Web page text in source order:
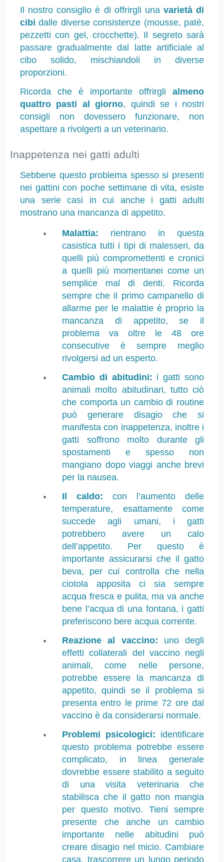
Il nostro consiglio è di offrirgli una varietà di
cibi dalle diverse consistenze (mousse, patè,
pezzetti con gel, crocchette). Il segreto sarà
passare gradualmente dal latte artificiale al
cibo solido, mischiandoli in diverse
proporzioni.
Ricorda che è importante offrirgli almeno
quattro pasti al giorno, quindi se i nostri
consigli non dovessero funzionare, non
aspettare a rivolgerti a un veterinario.
Inappetenza nei gatti adulti
Sebbene questo problema spesso si presenti
nei gattini con poche settimane di vita, esiste
una serie casi in cui anche i gatti adulti
mostrano una mancanza di appetito.
Malattia: rientrano in questa
casistica tutti i tipi di malesseri, da
quelli più compromettenti e cronici
a quelli più momentanei come un
semplice mal di denti. Ricorda
sempre che il primo campanello di
allarme per le malattie è proprio la
mancanza di appetito, se il
problema va oltre le 48 ore
consecutive è sempre meglio
rivolgersi ad un esperto.
Cambio di abitudini: i gatti sono
animali molto abitudinari, tutto ciò
che comporta un cambio di routine
può generare disagio che si
manifesta con inappetenza, inoltre i
gatti soffrono molto durante gli
spostamenti e spesso non
mangiano dopo viaggi anche brevi
per la nausea.
Il caldo: con l’aumento delle
temperature, esattamente come
succede agli umani, i gatti
potrebbero avere un calo
dell’appetito. Per questo è
importante assicurarsi che il gatto
beva, per cui controlla che nella
ciotola apposita ci sia sempre
acqua fresca e pulita, ma va anche
bene l’acqua di una fontana, i gatti
preferiscono bere acqua corrente.
Reazione al vaccino: uno degli
effetti collaterali del vaccino negli
animali, come nelle persone,
potrebbe essere la mancanza di
appetito, quindi se il problema si
presenta entro le prime 72 ore dal
vaccino è da considerarsi normale.
Problemi psicologici: identificare
questo problema potrebbe essere
complicato, in linea generale
dovrebbe essere stabilito a seguito
di una visita veterinaria che
stabilisca che il gatto non mangia
per questo motivo. Tieni sempre
presente che anche un cambio
importante nelle abitudini può
creare disagio nel micio. Cambiare
casa, trascorrere un lungo periodo